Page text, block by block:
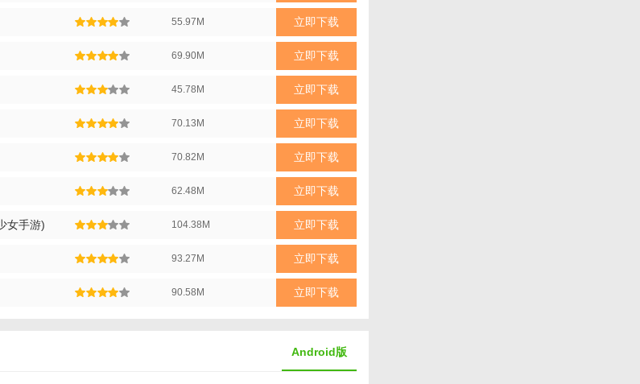
用各种战术和策略，如控制技能、打断技能等。
资源和支持，还可以参与公会战等集体活动。
丰富的游戏内容和精美的画面赢得了众多玩家的喜爱。游戏不仅提供
选择和角色养成系统为玩家带来了高度的自由度和可玩性。无论是喜
家，都能在这款游戏中找到属于自己的乐趣。
55.97M 立即下载
69.90M 立即下载
45.78M 立即下载
70.13M 立即下载
70.82M 立即下载
62.48M 立即下载
女手游) 104.38M 立即下载
93.27M 立即下载
90.58M 立即下载
Android版